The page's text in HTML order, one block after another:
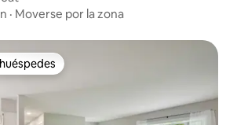
· Moverse por la zona
preferido